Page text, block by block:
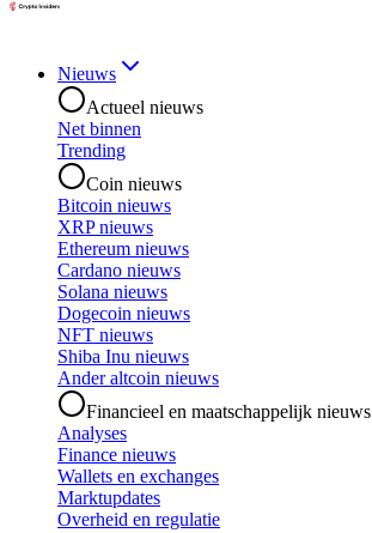
Nieuws
Actueel nieuws
Net binnen
Trending
Coin nieuws
Bitcoin nieuws
XRP nieuws
Ethereum nieuws
Cardano nieuws
Solana nieuws
Dogecoin nieuws
NFT nieuws
Shiba Inu nieuws
Ander altcoin nieuws
Financieel en maatschappelijk nieuws
Analyses
Finance nieuws
Wallets en exchanges
Marktupdates
Overheid en regulatie